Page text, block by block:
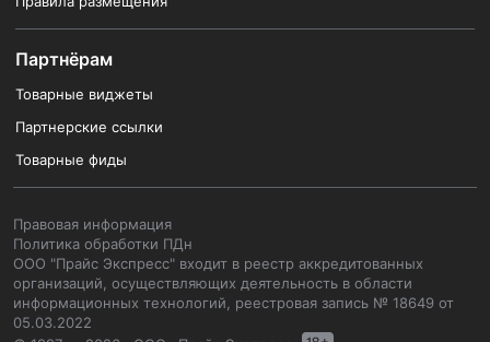
Партнёрам
Товарные виджеты
Партнерские ссылки
Товарные фиды
Правовая информация
Политика обработки ПДн
ООО "Прайс Экспресс" входит в реестр аккредитованных
организаций, осуществляющих деятельность в области
информационных технологий, реестровая запись № 18649 от
05.03.2022